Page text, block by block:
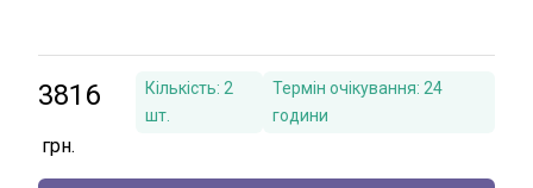
3816 Кількість: 2
шт.
Термін очікування: 24
години